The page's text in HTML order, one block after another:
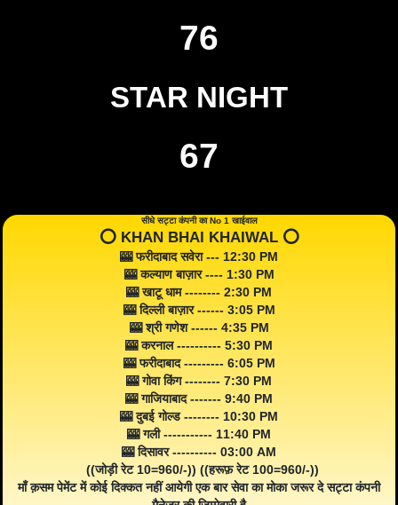
76
STAR NIGHT
67
सीधे सट्टा कंपनी का No 1 खाईवाल
⭕️ KHAN BHAI KHAIWAL ⭕️
🎰 फरीदाबाद सवेरा --- 12:30 PM
🎰 कल्याण बाज़ार ---- 1:30 PM
🎰 खाटू धाम -------- 2:30 PM
🎰 दिल्ली बाज़ार ------ 3:05 PM
🎰 श्री गणेश ------ 4:35 PM
🎰 करनाल ---------- 5:30 PM
🎰 फरीदाबाद --------- 6:05 PM
🎰 गोवा किंग -------- 7:30 PM
🎰 गाजियाबाद ------- 9:40 PM
🎰 दुबई गोल्ड -------- 10:30 PM
🎰 गली ----------- 11:40 PM
🎰 दिसावर ---------- 03:00 AM
((जोड़ी रेट 10=960/-)) ((हरूफ़ रेट 100=960/-))
माँ क़सम पेमेंट में कोई दिक्कत नहीं आयेगी एक बार सेवा का मोका जरूर दे सट्टा कंपनी